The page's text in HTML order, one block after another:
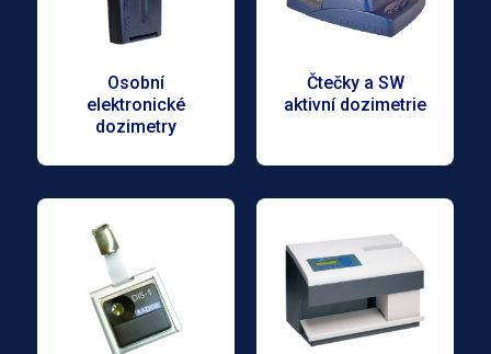
Osobní
elektronické
dozimetry
Čtečky a SW
aktivní dozimetrie